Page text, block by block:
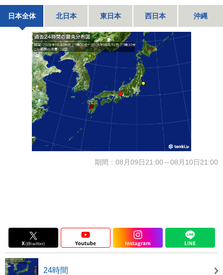
日本全体 北日本 東日本 西日本 沖縄
期間：08月09日21:00～08月10日21:00
24時間